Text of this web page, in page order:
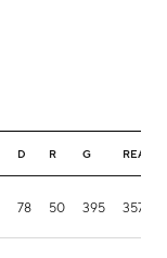
D R G REACH
78 50 395 357.4